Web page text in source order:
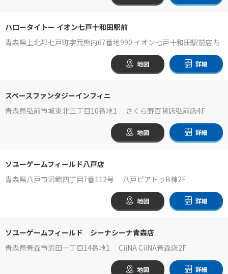
ハロータイトー イオン七戸十和田駅前
青森県上北郡七戸町字荒熊内67番地990 イオン七戸十和田駅前店内
地図 詳細
スペースファンタジーインフィニ
青森県弘前市城東北三丁目10番地1 さくら野百貨店弘前店4F
地図 詳細
ソユーゲームフィールド八戸店
青森県八戸市沼館四丁目7番112号 八戸ピアドゥB棟2F
地図 詳細
ソユーゲームフィールド シーナシーナ青森店
青森県青森市浜田一丁目14番地1 CiiNA CiiNA青森店2F
地図 詳細